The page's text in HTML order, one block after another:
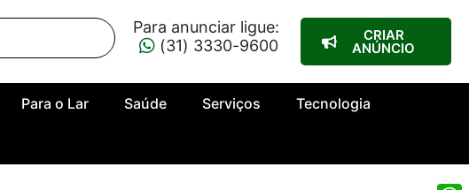
Para anunciar ligue:
(31) 3330-9600
CRIAR
ANÚNCIO
Para o Lar Saúde Serviços Tecnologia